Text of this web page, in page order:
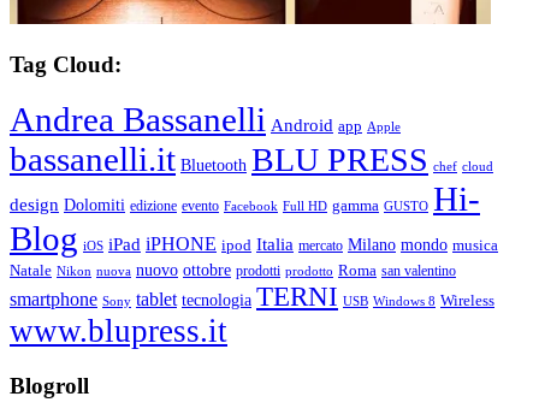
Tag Cloud:
Andrea Bassanelli Android app Apple
bassanelli.it Bluetooth BLU PRESS chef cloud
design Dolomiti edizione evento Facebook Full HD gamma GUSTO Hi-
Blog iOS iPad iPHONE ipod Italia mercato Milano mondo musica
Natale Nikon nuova nuovo ottobre prodotti prodotto Roma san valentino
smartphone Sony tablet tecnologia TERNI USB Windows 8 Wireless
www.blupress.it
Blogroll